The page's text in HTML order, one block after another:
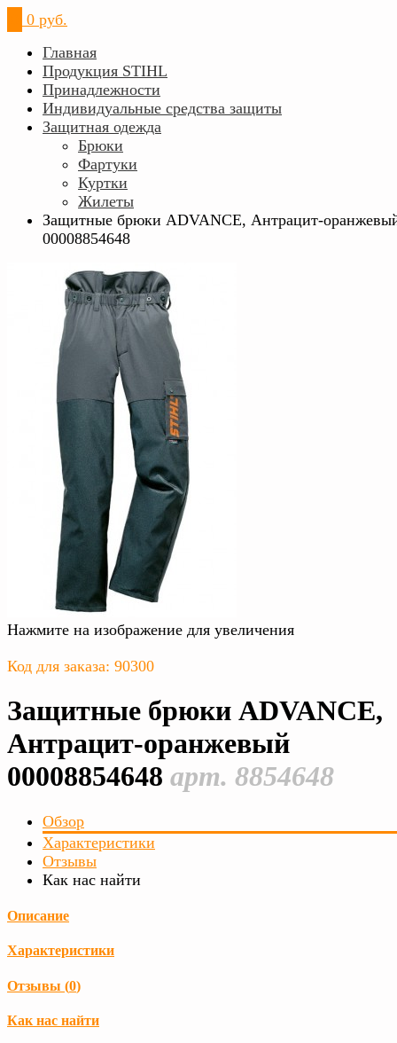
0 руб.
Главная
Продукция STIHL
Принадлежности
Индивидуальные средства защиты
Защитная одежда
Брюки
Фартуки
Куртки
Жилеты
Защитные брюки ADVANCE, Антрацит-
00008854648
Нажмите на изображение для увеличения
Код для заказа: 90300
Защитные брюки ADVANCE,
Антрацит-оранжевый
00008854648 арт. 8854648
Обзор
Характеристики
Отзывы
Как нас найти
Описание
Характеристики
Отзывы (0)
Как нас найти